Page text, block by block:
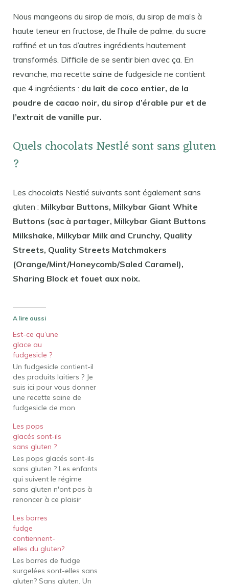
Nous mangeons du sirop de maïs, du sirop de maïs à
haute teneur en fructose, de l’huile de palme, du sucre
raffiné et un tas d’autres ingrédients hautement
transformés. Difficile de se sentir bien avec ça. En
revanche, ma recette saine de fudgesicle ne contient
que 4 ingrédients : du lait de coco entier, de la
poudre de cacao noir, du sirop d’érable pur et de
l’extrait de vanille pur.
Quels chocolats Nestlé sont sans gluten
?
Les chocolats Nestlé suivants sont également sans
gluten : Milkybar Buttons, Milkybar Giant White
Buttons (sac à partager, Milkybar Giant Buttons
Milkshake, Milkybar Milk and Crunchy, Quality
Streets, Quality Streets Matchmakers
(Orange/Mint/Honeycomb/Saled Caramel),
Sharing Block et fouet aux noix.
A lire aussi
Est-ce qu’une
glace au
fudgesicle ?
Un fudgesicle contient-il
des produits laitiers ? Je
suis ici pour vous donner
une recette saine de
fudgesicle de mon
bien-aimé qui est
également sans produits
laitiers. Les fudgesicles
faits maison sont remplis
de chocolat fondant et ils
sont sucrés, frais et
crémeux! Est-ce qu'une
glace au fudgesicle…
Les pops
glacés sont-ils
sans gluten ?
Les pops glacés sont-ils
sans gluten ? Les enfants
qui suivent le régime
sans gluten n'ont pas à
renoncer à ce plaisir
sucettes glacées froides
par une chaude journée.
La plupart des marques
sont fabriquées
principalement à partir
d'eau et d'édulcorant et
sont sans gluten.
Les barres
fudge
contiennent-
elles du gluten?
Les barres de fudge
surgelées sont-elles sans
gluten? Sans gluten. Un